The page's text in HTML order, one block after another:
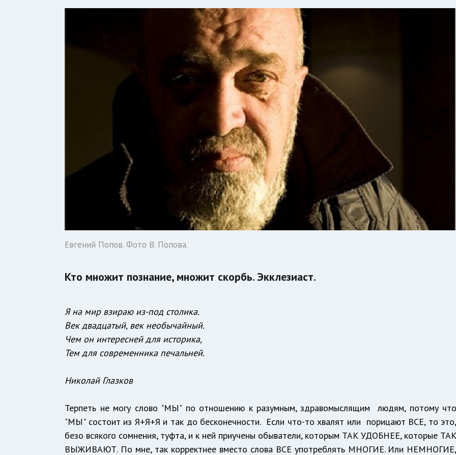
Евгений Попов. Фото В. Попова.
Кто множит познание, множит скорбь. Экклезиаст.
Я на мир взираю из-под столика.
Век двадцатый, век необычайный.
Чем он интересней для историка,
Тем для современника печальней.
Николай Глазков
Терпеть не могу слово "МЫ" по отношению к разумным, здравомыслящим людям, потому
"МЫ" состоит из Я+Я+Я и так до бесконечности. Если что-то хвалят или порицают ВСЕ, то
безо всякого сомнения, туфта, и к ней приучены обыватели, которым ТАК УДОБНЕЕ, которые
ВЫЖИВАЮТ. По мне, так корректнее вместо слова ВСЕ употреблять МНОГИЕ. Или